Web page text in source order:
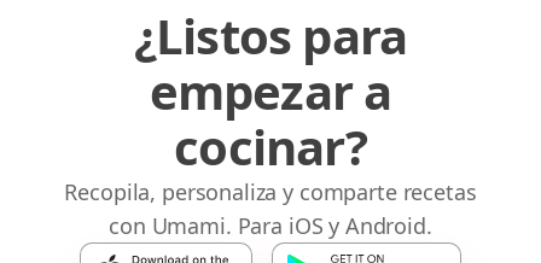
¿Listos para
empezar a
cocinar?
Recopila, personaliza y comparte recetas
con Umami. Para iOS y Android.